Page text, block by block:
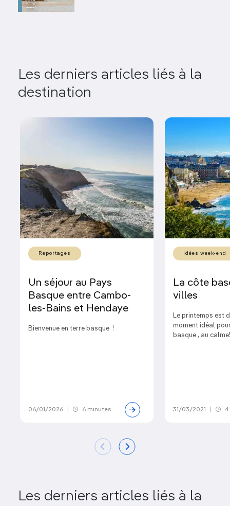
Les derniers articles liés à la
destination
Reportages
Un séjour au Pays
Basque entre Cambo-
les-Bains et Hendaye
Bienvenue en terre basque !
06/01/2026 6 minutes
Idées week-end
La côte
villes
Le printemps est
moment idéal
basque , au calme!
31/03/2021 4
Les derniers articles liés à la